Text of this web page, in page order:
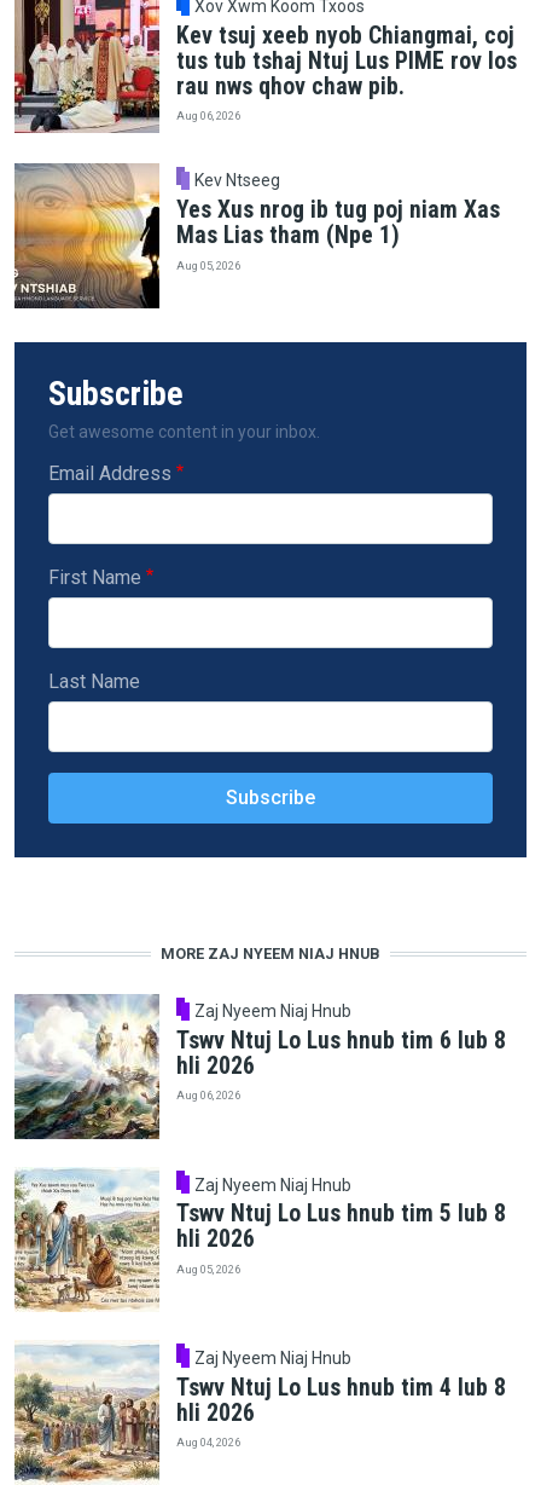
Xov Xwm Koom Txoos
Kev tsuj xeeb nyob Chiangmai, coj
tus tub tshaj Ntuj Lus PIME rov los
rau nws qhov chaw pib.
Aug 06, 2026
Kev Ntseeg
Yes Xus nrog ib tug poj niam Xas
Mas Lias tham (Npe 1)
Aug 05, 2026
Subscribe
Get awesome content in your inbox.
Email Address
First Name
Last Name
MORE ZAJ NYEEM NIAJ HNUB
Zaj Nyeem Niaj Hnub
Tswv Ntuj Lo Lus hnub tim 6 lub 8
hli 2026
Aug 06, 2026
Zaj Nyeem Niaj Hnub
Tswv Ntuj Lo Lus hnub tim 5 lub 8
hli 2026
Aug 05, 2026
Zaj Nyeem Niaj Hnub
Tswv Ntuj Lo Lus hnub tim 4 lub 8
hli 2026
Aug 04, 2026